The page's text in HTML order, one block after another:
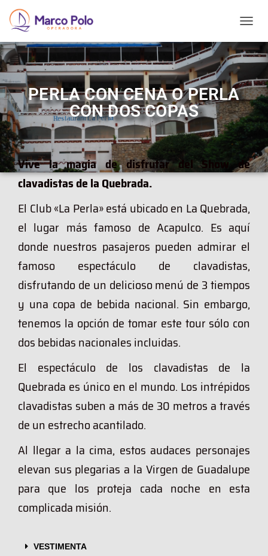
O
G
G
E
N
A
V
G
T
PERLA CON CENA O PERLA
CON DOS COPAS
Vive la magia de disfrutar del Show de
clavadistas de la Quebrada.
El Club «La Perla» está ubicado en La Quebrada,
el lugar más famoso de Acapulco. Es aquí
donde nuestros pasajeros pueden admirar el
famoso espectáculo de clavadistas,
disfrutando de un delicioso menú de 3 tiempos
y una copa de bebida nacional. Sin embargo,
tenemos la opción de tomar este tour sólo con
dos bebidas nacionales incluidas.
El espectáculo de los clavadistas de la
Quebrada es único en el mundo. Los intrépidos
clavadistas suben a más de 30 metros a través
de un estrecho acantilado.
Al llegar a la cima, estos audaces personajes
elevan sus plegarias a la Virgen de Guadalupe
para que los proteja cada noche en esta
complicada misión.
VESTIMENTA